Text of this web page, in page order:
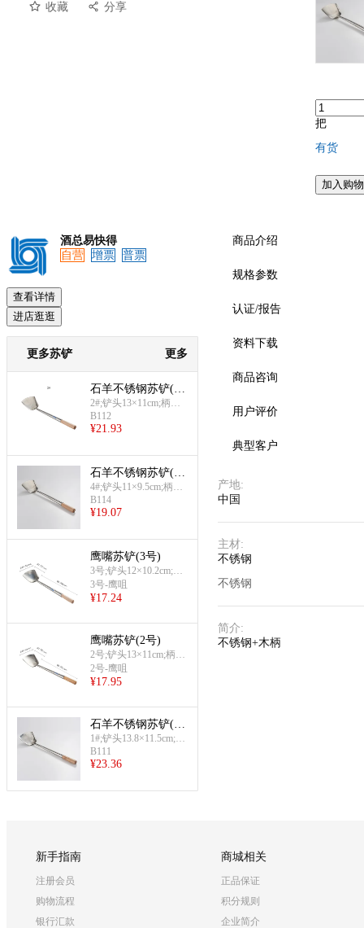
预览
收藏 分享
把
有货
加入购
酒总易快得
自营
增票 普票
查看详情
进店逛逛
更多苏铲 更多
石羊不锈钢苏铲(2
#)
2#;铲头13×11cm;柄长3
9cm
B112
¥21.93
石羊不锈钢苏铲(4
#)
4#;铲头11×9.5cm;柄长3
6.5cm
B114
¥19.07
鹰嘴苏铲(3号)
3号;铲头12×10.2cm;柄
长38.5cm
3号-鹰咀
¥17.24
鹰嘴苏铲(2号)
2号;铲头13×11cm;柄长
39cm
2号-鹰咀
¥17.95
石羊不锈钢苏铲(1
#)
1#;铲头13.8×11.5cm;柄
长41cm
B111
¥23.36
商品介绍
规格参数
认证/报告
资料下载
商品咨询
用户评价
典型客户
产地:
中国
主材:
不锈钢
不锈钢
简介:
不锈钢+木柄
新手指南
注册会员
购物流程
银行汇款
商城相关
正品保证
积分规则
企业简介